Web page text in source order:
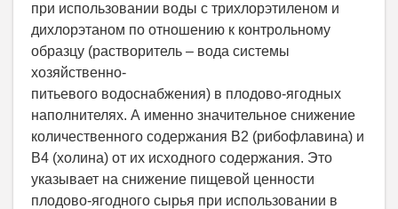
при использовании воды с трихлорэтиленом и
дихлорэтаном по отношению к контрольному
образцу (растворитель – вода системы
хозяйственно-
питьевого водоснабжения) в плодово-ягодных
наполнителях. А именно значительное снижение
количественного содержания В2 (рибофлавина) и
В4 (холина) от их исходного содержания. Это
указывает на снижение пищевой ценности
плодово-ягодного сырья при использовании в